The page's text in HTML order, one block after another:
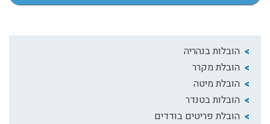
הובלות בנהריה
הובלת מקרר
הובלת מיטה
הובלות בטנדר
הובלת פריטים בודדים